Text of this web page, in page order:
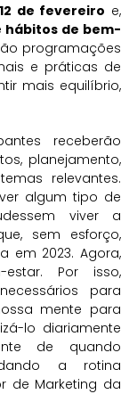
de fevereiro e,
hábitos de bem-
programações
e práticas de
mais equilíbrio,
receberão
planejamento,
relevantes.
algum tipo de
viver a
sem esforço,
em 2023. Agora,
Por isso,
para
mente para
lo diariamente
de quando
a rotina
de Marketing da